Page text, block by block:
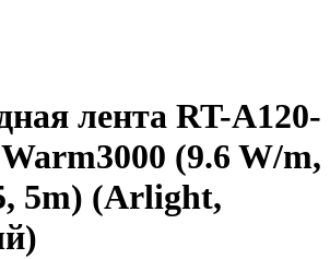
лента RT-A120-
(9.6 W/m,
5m) (Arlight,